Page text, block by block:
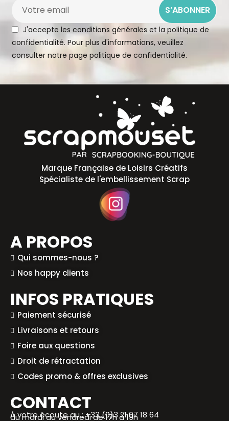
S’ABONNER
J'accepte les conditions générales et la politique de
confidentialité. Pour plus d'informations, veuillez
consulter notre pagepolitique de confidentialité.
Marque Française de Loisirs Créatifs
Spécialiste de l'embellissement Scrap
A PROPOS
Qui sommes-nous ?
Nos happy clients
INFOS PRATIQUES
Paiement sécurisé
Livraisons et retours
Foire aux questions
Droit de rétractation
Codes promo & offres exclusives
CONTACT
À votre écoute au : +33 (0)3 21 07 18 64
du mardi au vendredi de 17h à 19h